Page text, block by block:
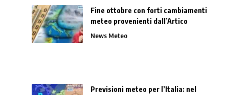
Fine ottobre con forti cambiamenti
meteo provenienti dall’Artico
News Meteo
Previsioni meteo per l’Italia: nel